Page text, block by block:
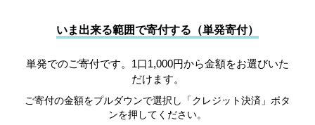
いま出来る範囲で寄付する（単発寄付）
単発でのご寄付です。1口1,000円から金額をお選びいた
だけます。
ご寄付の金額をプルダウンで選択し「クレジット決済」ボタ
ンを押してください。